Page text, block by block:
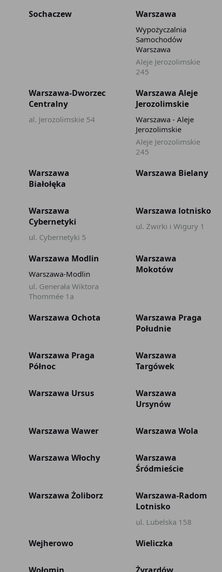
Sochaczew Warszawa
Wypożyczalnia
Samochodów
Warszawa
Aleje Jerozolimskie
245
Warszawa-Dworzec
Centralny
al. Jerozolimskie 54
Warszawa Aleje
Jerozolimskie
Warszawa - Aleje
Jerozolimskie
Aleje Jerozolimskie
245
Warszawa
Białołęka
Warszawa Bielany
Warszawa
Cybernetyki
ul. Cybernetyki 5
Warszawa lotnisko
ul. Żwirki i Wigury 1
Warszawa Modlin
Warszawa-Modlin
ul. Generała Wiktora
Thommée 1a
Warszawa
Mokotów
Warszawa Ochota
Warszawa Praga
Południe
Warszawa Praga
Północ
Warszawa
Targówek
Warszawa Ursus
Warszawa
Ursynów
Warszawa Wawer Warszawa Wola
Warszawa Włochy
Warszawa
Śródmieście
Warszawa Żoliborz
Warszawa-Radom
Lotnisko
ul. Lubelska 158
Wejherowo Wieliczka